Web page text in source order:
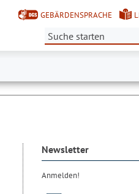
GEBÄRDENSPRACHE
Suche:
Newsletter
Anmelden!